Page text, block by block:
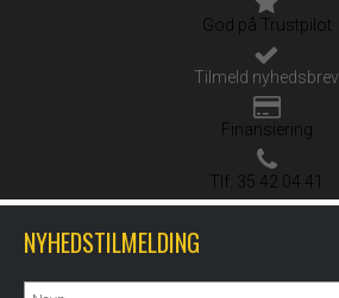
God på Trustpilot
Tilmeld nyhedsbrev
Finansiering
Tlf. 35 42 04 41
NYHEDSTILMELDING